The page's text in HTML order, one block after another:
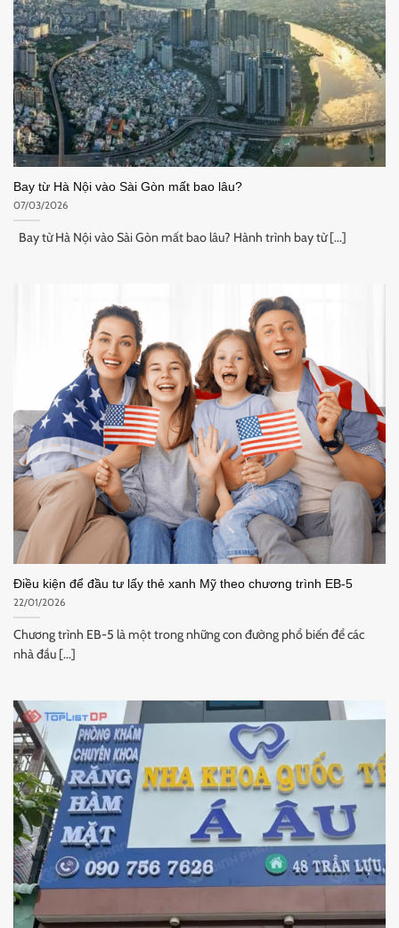
Bay từ Hà Nội vào Sài Gòn mất bao lâu?
07/03/2026
Bay từ Hà Nội vào Sài Gòn mất bao lâu? Hành trình bay từ [...]
Điều kiện để đầu tư lấy thẻ xanh Mỹ theo chương trình EB-5
22/01/2026
Chương trình EB-5 là một trong những con đường phổ biến để các
nhà đầu [...]